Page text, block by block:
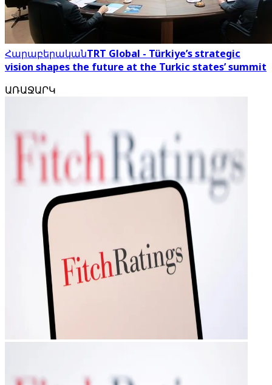
ՀարաբերականTRT Global - Türkiye’s strategic
vision shapes the future at the Turkic states’ summit
ԱՌԱՋԱՐԿ